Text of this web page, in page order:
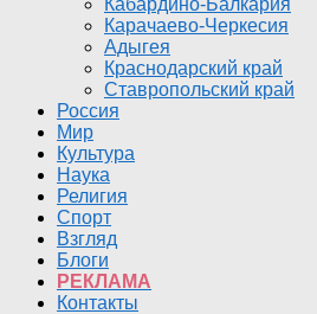
Кабардино-Балкария
Карачаево-Черкесия
Адыгея
Краснодарский край
Ставропольский край
Россия
Мир
Культура
Наука
Религия
Спорт
Взгляд
Блоги
РЕКЛАМА
Контакты